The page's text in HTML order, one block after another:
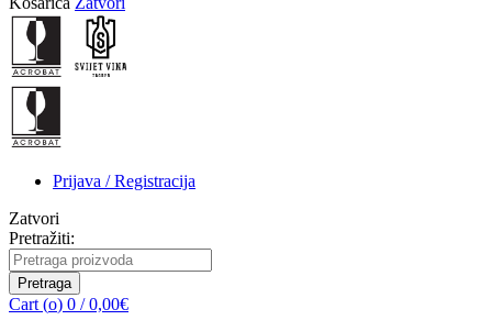
Prijava / Registracija
Zatvori
Pretražiti:
Pretraga
Cart (o) 0 / 0,00€